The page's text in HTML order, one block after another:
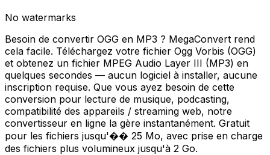
No watermarks
Besoin de convertir OGG en MP3 ? MegaConvert rend
cela facile. Téléchargez votre fichier Ogg Vorbis (OGG)
et obtenez un fichier MPEG Audio Layer III (MP3) en
quelques secondes — aucun logiciel à installer, aucune
inscription requise. Que vous ayez besoin de cette
conversion pour lecture de musique, podcasting,
compatibilité des appareils / streaming web, notre
convertisseur en ligne la gère instantanément. Gratuit
pour les fichiers jusqu'�� 25 Mo, avec prise en charge
des fichiers plus volumineux jusqu'à 2 Go.